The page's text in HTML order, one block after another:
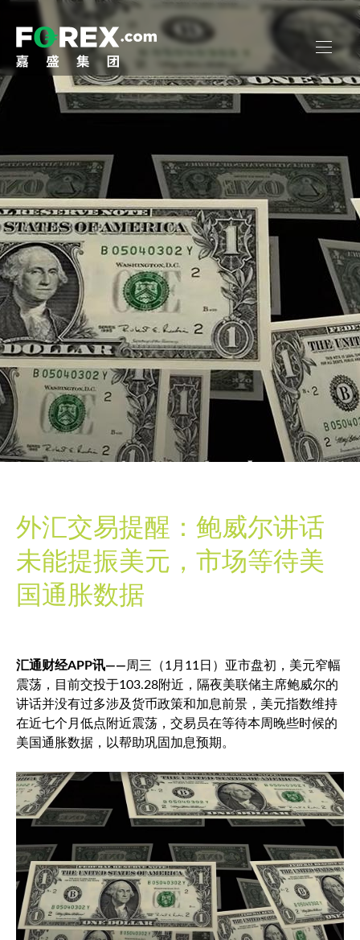
外汇交易提醒：鲍威尔讲话
未能提振美元，市场等待美
国通胀数据
汇通财经APP讯——周三（1月11日）亚市盘初，美元窄幅
震荡，目前交投于103.28附近，隔夜美联储主席鲍威尔的
讲话并没有过多涉及货币政策和加息前景， 美元指数维持
在近七个月低点附近震荡，交易员在等待本周晚些时候的
美国通胀数据，以帮助巩固加息预期。